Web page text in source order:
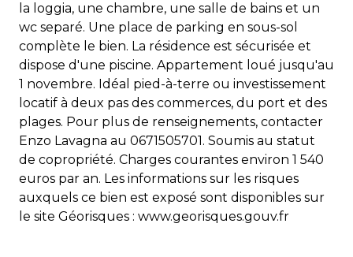
la loggia, une chambre, une salle de bains et un
wc separé. Une place de parking en sous-sol
complète le bien. La résidence est sécurisée et
dispose d'une piscine. Appartement loué jusqu'au
1 novembre. Idéal pied-à-terre ou investissement
locatif à deux pas des commerces, du port et des
plages. Pour plus de renseignements, contacter
Enzo Lavagna au 0671505701. Soumis au statut
de copropriété. Charges courantes environ 1 540
euros par an. Les informations sur les risques
auxquels ce bien est exposé sont disponibles sur
le site Géorisques : www.georisques.gouv.fr